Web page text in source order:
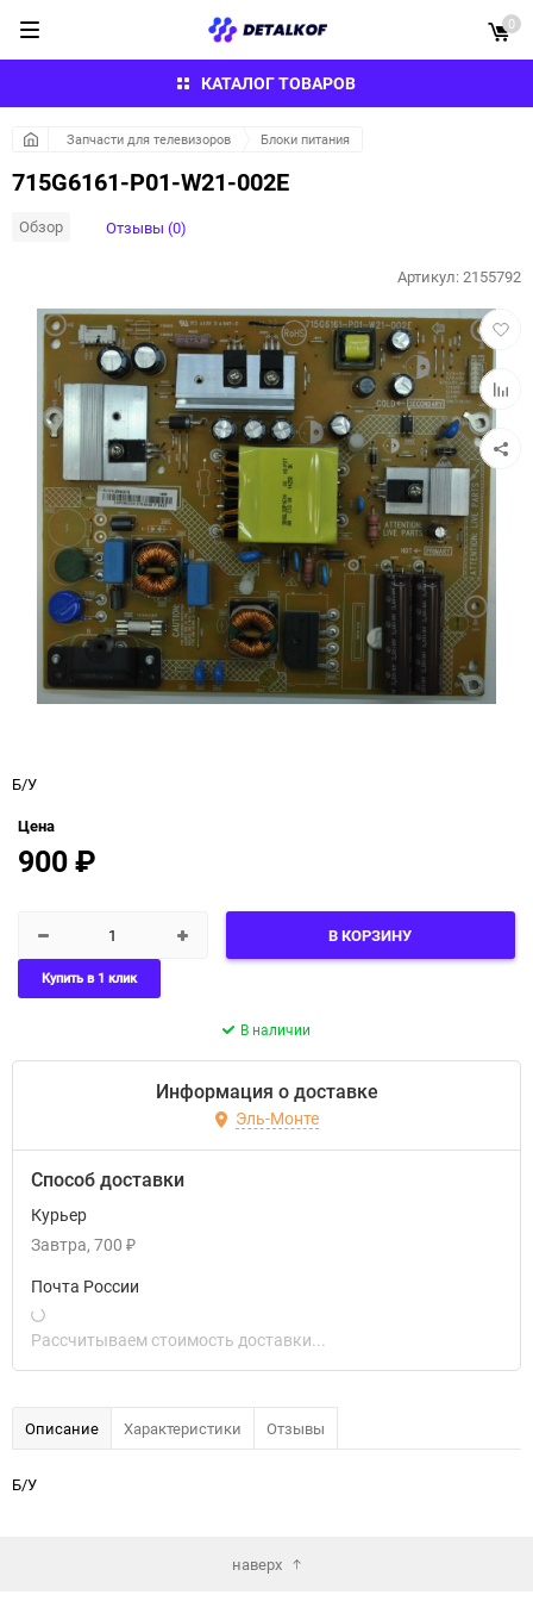
КАТАЛОГ ТОВАРОВ
0
Запчасти для телевизоров Блоки питания
715G6161-P01-W21-002E
Обзор Отзывы (0)
в
к
Артикул:2155792
Б/У
Цена
900₽
В КОРЗИНУ
Купить в 1 клик
В наличии
Информация о доставке
Эль-Монте
Способ доставки
Курьер
Завтра 700 ₽
Почта России
Рассчитываем стоимость доставки...
Описание Характеристики Отзывы
Б/У
наверх